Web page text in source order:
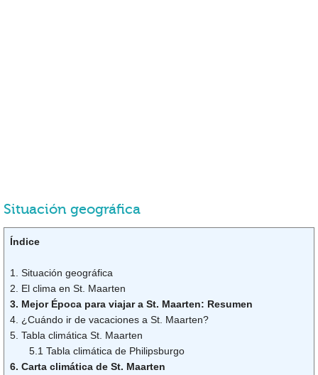
Situación geográfica
Índice
1. Situación geográfica
2. El clima en St. Maarten
3. Mejor Época para viajar a St. Maarten: Resumen
4. ¿Cuándo ir de vacaciones a St. Maarten?
5. Tabla climática St. Maarten
5.1 Tabla climática de Philipsburgo
6. Carta climática de St. Maarten